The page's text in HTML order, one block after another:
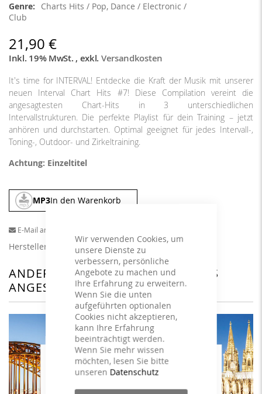
Wir verwenden Cookies, um
unsere Dienste zu
verbessern, persönliche
Angebote zu machen und
Ihre Erfahrung zu erweitern.
Wenn Sie die unten
aufgeführten optionalen
Cookies nicht akzeptieren,
kann Ihre Erfahrung
beeinträchtigt werden.
Wenn Sie mehr wissen
möchten, lesen Sie bitte
unseren Datenschutz
Charts Hits / Pop, Dance / Electronic /
Club
21,90 €
Inkl. 19% MwSt. , exkl. Versandkosten
It's time for INTERVAL! Entdecke die Kraft der Musik mit unserer
neuen Interval Chart Hits #7! Diese Compilation vereint die
angesagtesten Chart-Hits in 3 unterschiedlichen
Intervallstrukturen. Die perfekte Playlist für dein Training – jetzt
anhören und durchstarten. Optimal geeignet für jedes Intervall-,
Toning-, Outdoor- und Zirkeltraining.
Achtung: Einzeltitel
MP3In den Warenkorb
E-Mail an einen Freund
Herstellerangaben
ANDERE KUNDEN HABEN SICH DAS
ANGESEHEN